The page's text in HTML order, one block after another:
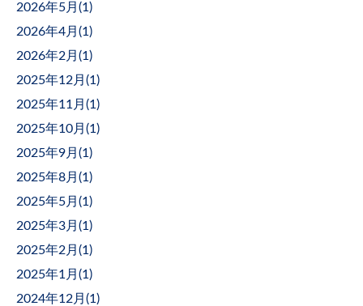
2026年5月(1 )
2026年4月(1 )
2026年2月(1 )
2025年12月(1 )
2025年11月(1 )
2025年10月(1 )
2025年9月(1 )
2025年8月(1 )
2025年5月(1 )
2025年3月(1 )
2025年2月(1 )
2025年1月(1 )
2024年12月(1 )